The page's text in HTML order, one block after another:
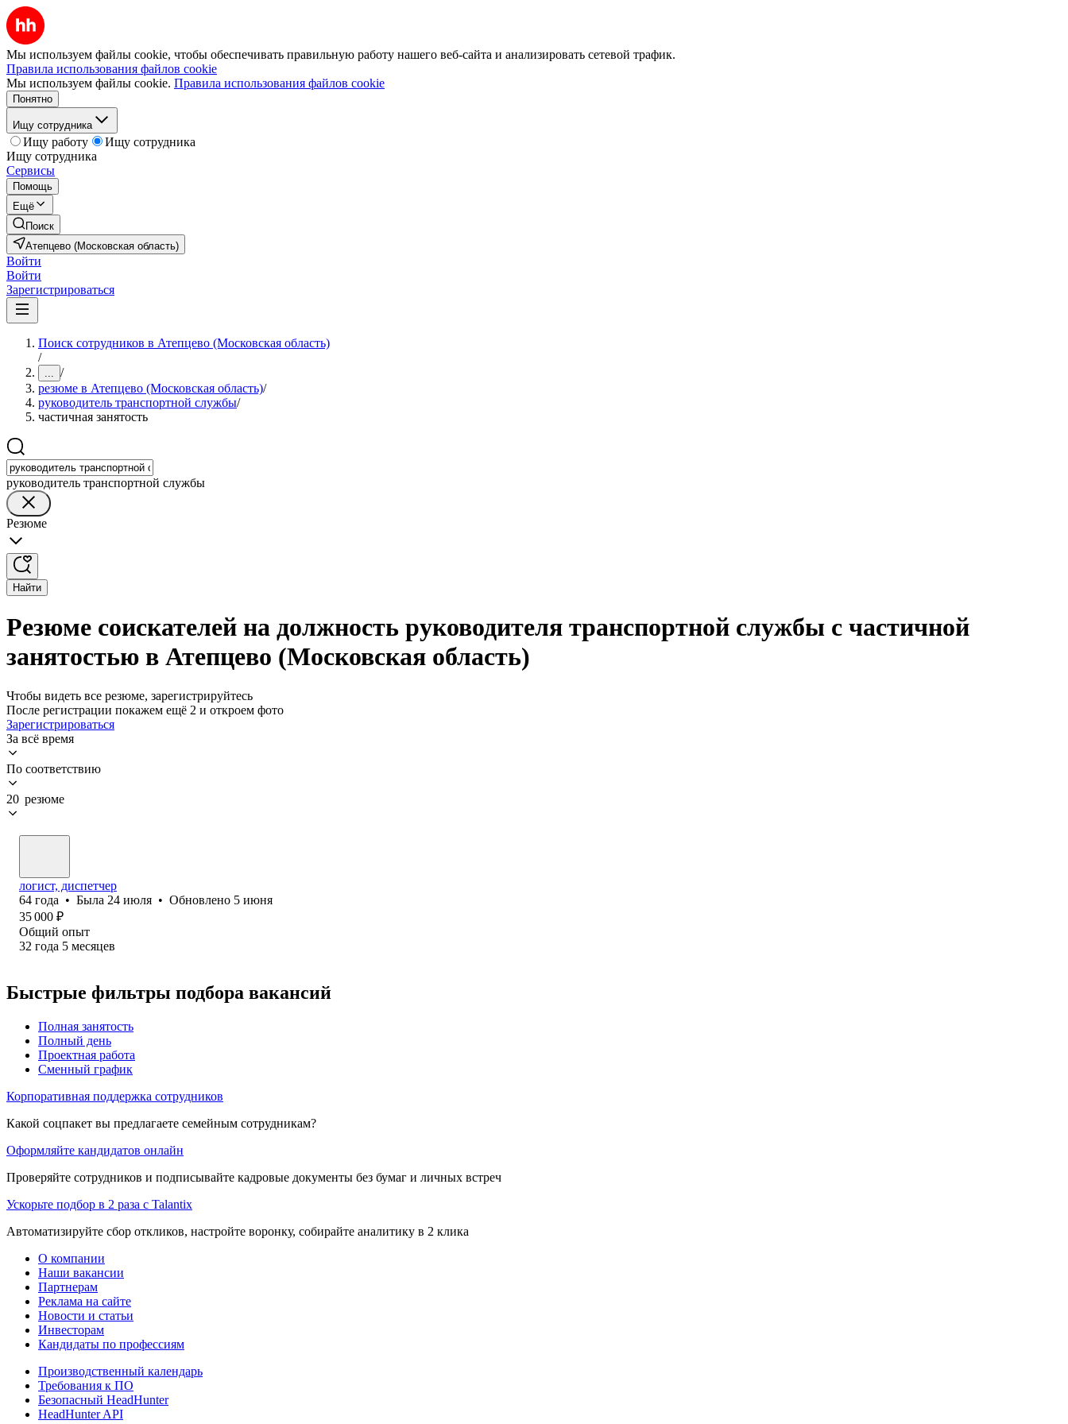
Мы используем файлы cookie, чтобы обеспечивать правильную работу нашего веб-сайта и анализировать сетевой трафик.
Правила использования файлов cookie
Мы используем файлы cookie. Правила использования файлов cookie
Понятно
Ищу сотрудника
Ищу работу
Ищу сотрудника
Ищу сотрудника
Сервисы
Помощь
Ещё
Поиск
Атепцево (Московская область)
Войти
Войти
Зарегистрироваться
Поиск сотрудников в Атепцево (Московская область)
/
... /
резюме в Атепцево (Московская область)/
руководитель транспортной службы/
частичная занятость
руководитель транспортной службы
Резюме
Найти
Резюме соискателей на должность руководителя транспортной службы с частичной
занятостью в Атепцево (Московская область)
Чтобы видеть все резюме, зарегистрируйтесь
После регистрации покажем ещё 2 и откроем фото
Зарегистрироваться
За всё время
По соответствию
20 резюме
логист, диспетчер
64 года • Была 24 июля • Обновлено 5 июня
35 000 ₽
Общий опыт
32 года 5 месяцев
Быстрые фильтры подбора вакансий
Полная занятость
Полный день
Проектная работа
Сменный график
Корпоративная поддержка сотрудников
Какой соцпакет вы предлагаете семейным сотрудникам?
Оформляйте кандидатов онлайн
Проверяйте сотрудников и подписывайте кадровые документы без бумаг и личных встреч
Ускорьте подбор в 2 раза с Talantix
Автоматизируйте сбор откликов, настройте воронку, собирайте аналитику в 2 клика
О компании
Наши вакансии
Партнерам
Реклама на сайте
Новости и статьи
Инвесторам
Кандидаты по профессиям
Производственный календарь
Требования к ПО
Безопасный HeadHunter
HeadHunter API